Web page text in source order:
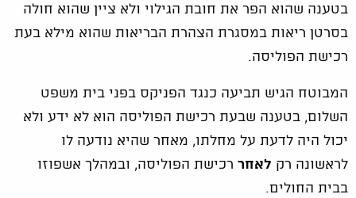
בטענה שהוא הפר את חובת הגילוי ולא ציין שהוא חולה
בסרטן ריאות במסגרת הצהרת הבריאות שהוא מילא בעת
רכישת הפוליסה.
המבוטח הגיש תביעה כנגד הפניקס בפני בית משפט
השלום, בטענה שבעת רכישת הפוליסה הוא לא ידע ולא
יכול היה לדעת על מחלתו, מאחר שהיא נודעה לו
לראשונה רק לאחר רכישת הפוליסה, ובמהלך אשפוזו
בבית החולים.